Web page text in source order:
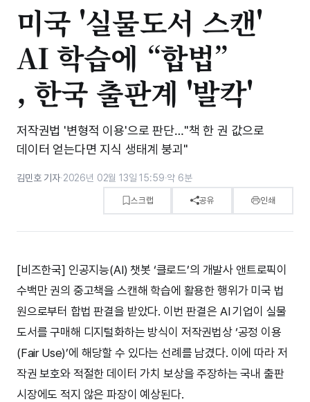
미국 '실물도서 스캔'
AI 학습에 “합법”
, 한국 출판계 '발칵'
저작권법 '변형적 이용'으로 판단…"책 한 권 값으로
데이터 얻는다면 지식 생태계 붕괴"
김민호 기자·2026년 02월 13일 15:59·약 6분
스크랩 공유 인쇄
[비즈한국] 인공지능(AI) 챗봇 ‘클로드’의 개발사 앤트로픽이
수백만 권의 중고책을 스캔해 학습에 활용한 행위가 미국 법
원으로부터 합법 판결을 받았다. 이번 판결은 AI 기업이 실물
도서를 구매해 디지털화하는 방식이 저작권법상 ‘공정 이용
(Fair Use)’에 해당할 수 있다는 선례를 남겼다. 이에 따라 저
작권 보호와 적절한 데이터 가치 보상을 주장하는 국내 출판
시장에도 적지 않은 파장이 예상된다.